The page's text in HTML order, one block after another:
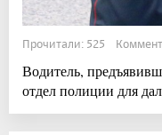
Прочитали: 525
Водитель,
отдел полиции для